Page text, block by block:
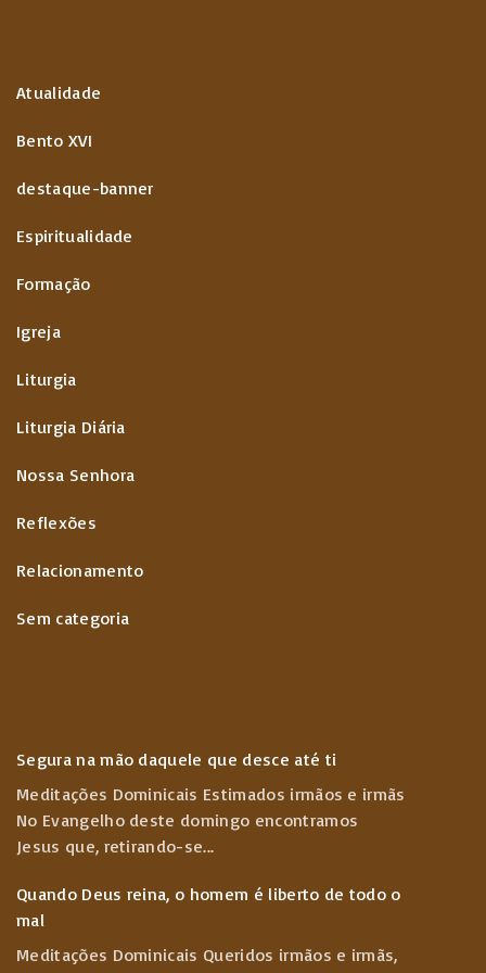
Atualidade
Bento XVI
destaque-banner
Espiritualidade
Formação
Igreja
Liturgia
Liturgia Diária
Nossa Senhora
Reflexões
Relacionamento
Sem categoria
Segura na mão daquele que desce até ti
Meditações Dominicais Estimados irmãos e irmãs
No Evangelho deste domingo encontramos
Jesus que, retirando-se...
Quando Deus reina, o homem é liberto de todo o
mal
Meditações Dominicais Queridos irmãos e irmãs,